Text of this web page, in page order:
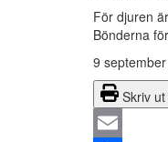
För djuren
Bönderna
9
Skriv ut